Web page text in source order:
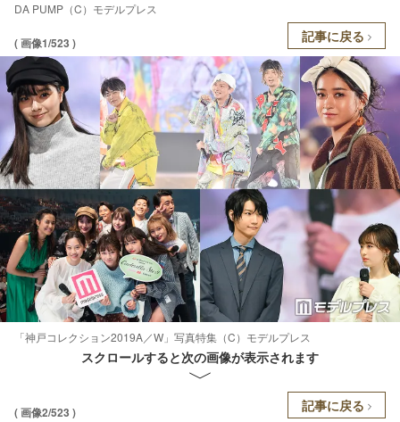
DA PUMP（C）モデルプレス
( 画像1/523 ) 記事に戻る
「神戸コレクション2019A／W」写真特集（C）モデルプレス
スクロールすると次の画像が表示されます
( 画像2/523 ) 記事に戻る